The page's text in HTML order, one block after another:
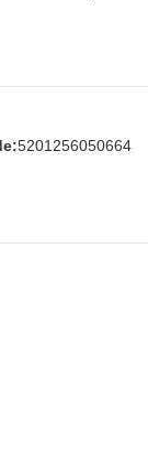
5201256050664